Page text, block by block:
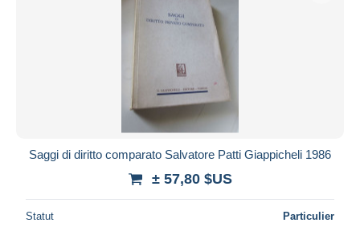
Saggi di diritto comparato Salvatore Patti Giappicheli 1986
± 57,80 $US
Statut Particulier